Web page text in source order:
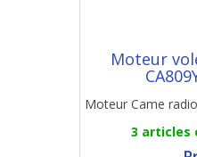
Moteur
Moteur Came
3 articles